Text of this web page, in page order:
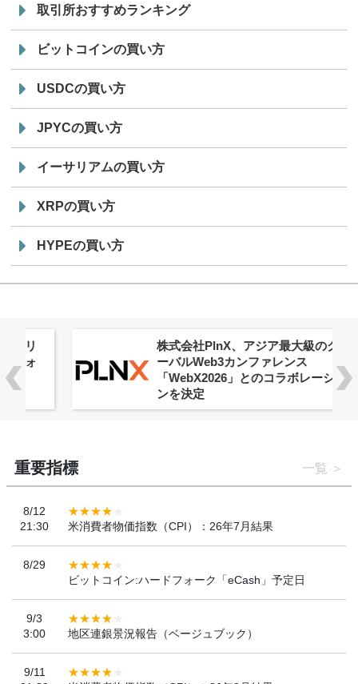
取引所おすすめランキング
ビットコインの買い方
USDCの買い方
JPYCの買い方
イーサリアムの買い方
XRPの買い方
HYPEの買い方
株式会社PlnX、アジア最大級のグロ
ーバルWeb3カンファレンス
「WebX2026」とのコラボレーショ
ンを決定
重要指標 一覧
8/12
21:30
米消費者物価指数（CPI）：26年7月結果
8/29
ビットコイン:ハードフォーク「eCash」予定日
9/3
3:00
地区連銀景況報告（ベージュブック）
9/11